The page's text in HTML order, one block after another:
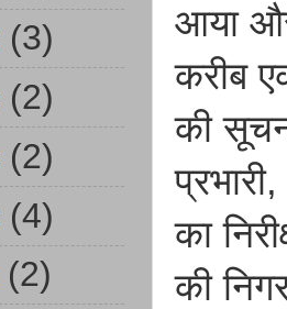
आया
करीब
की
का
की
(3)
(2)
(2)
(4)
(2)